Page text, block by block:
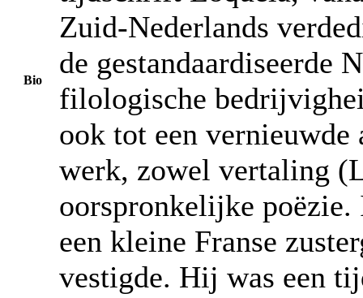
Bio
Zuid-Nederlands
de gestandaardiseerde
filologische
ook tot een
werk, zowel vertaling
oorspronkelijke
een kleine Franse
vestigde. Hij was een